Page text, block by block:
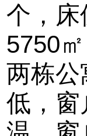
个，床
5750
两栋公
低，窗